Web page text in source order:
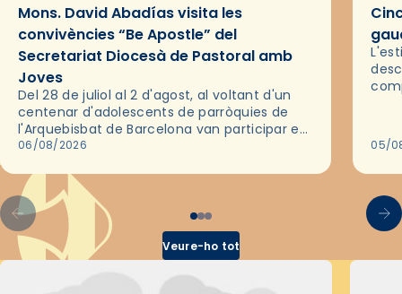
Mons. David Abadías visita les
convivències “Be Apostle” del
Secretariat Diocesà de Pastoral amb
Joves
Del 28 de juliol al 2 d'agost, al voltant d'un
centenar d'adolescents de parròquies de
l'Arquebisbat de Barcelona van participar en
les convivències Be Apostle, organitzades
06/08/2026 05/
Veure-ho tot